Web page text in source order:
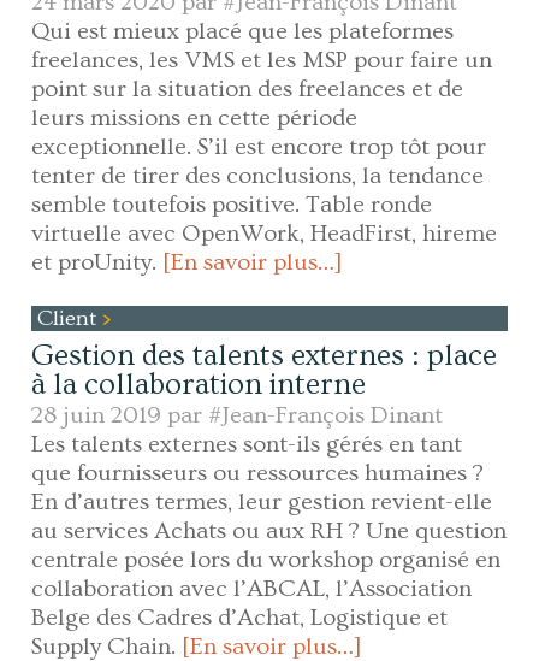
Qui est mieux placé que les plateformes
freelances, les VMS et les MSP pour faire un
point sur la situation des freelances et de
leurs missions en cette période
exceptionnelle. S’il est encore trop tôt pour
tenter de tirer des conclusions, la tendance
semble toutefois positive. Table ronde
virtuelle avec OpenWork, HeadFirst, hireme
et proUnity. [En savoir plus…]
Client
Gestion des talents externes : place
à la collaboration interne
28 juin 2019 par #Jean-François Dinant
Les talents externes sont-ils gérés en tant
que fournisseurs ou ressources humaines ?
En d’autres termes, leur gestion revient-elle
au services Achats ou aux RH ? Une question
centrale posée lors du workshop organisé en
collaboration avec l’ABCAL, l’Association
Belge des Cadres d’Achat, Logistique et
Supply Chain. [En savoir plus…]